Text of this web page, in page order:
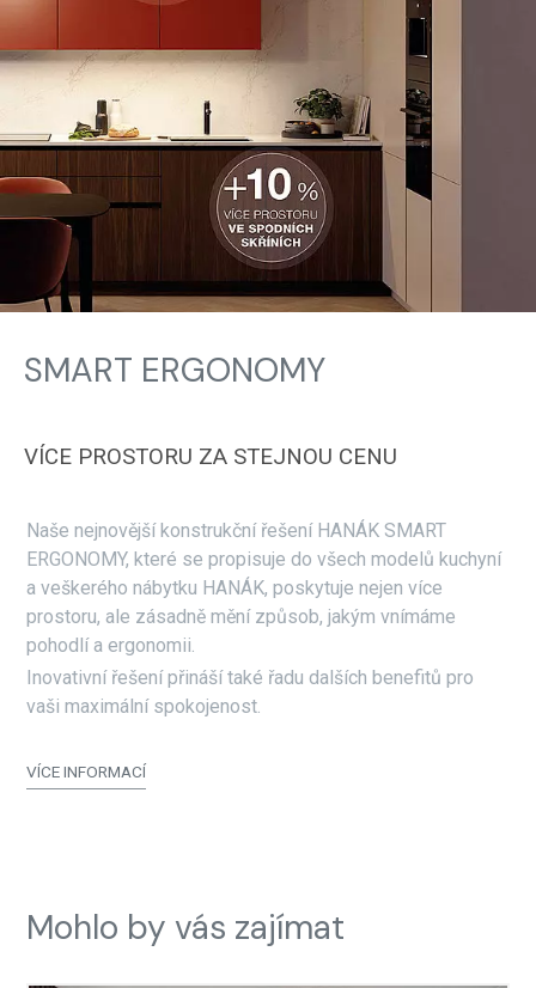
SMART ERGONOMY
VÍCE PROSTORU ZA STEJNOU CENU
Naše nejnovější konstrukční řešení HANÁK SMART
ERGONOMY, které se propisuje do všech modelů kuchyní
a veškerého nábytku HANÁK, poskytuje nejen více
prostoru, ale zásadně mění způsob, jakým vnímáme
pohodlí a ergonomii.
Inovativní řešení přináší také řadu dalších benefitů pro
vaši maximální spokojenost.
VÍCE INFORMACÍ
Mohlo by vás zajímat